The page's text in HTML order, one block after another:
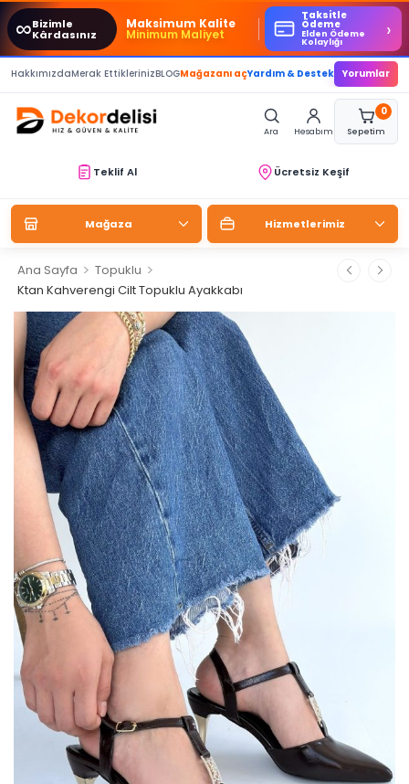
∞Bizimle
Kârdasınız
Maksimum Kalite
Minimum Maliyet
Taksitle
Ödeme
Elden Ödeme
Kolaylığı
›
HakkımızdaMerak EttiklerinizBLOGMağazanı açYardım & Destek Yorumlar
Ara Hesabım
0
Sepetim
Teklif Al Ücretsiz Keşif
Mağaza Hizmetlerimiz
Ana Sayfa > Topuklu >
Ktan Kahverengi Cilt Topuklu Ayakkabı